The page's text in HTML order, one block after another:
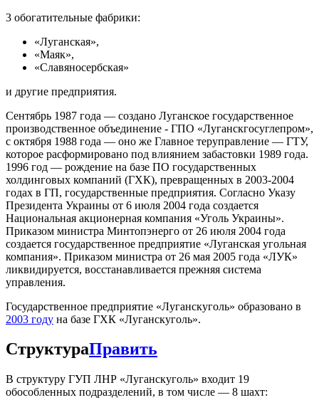
3 обогатительные фабрики:
«Луганская»,
«Маяк»,
«Славяносербская»
и другие предприятия.
Сентябрь 1987 года — создано Луганское государственное
производственное объединение - ГПО «Луганскгосуглепром»,
с октября 1988 года — оно же Главное теруправление — ГТУ,
которое расформировано под влиянием забастовки 1989 года.
1996 год — рождение на базе ПО государственных
холдинговых компаний (ГХК), превращенных в 2003-2004
годах в ГП, государственные предприятия. Согласно Указу
Президента Украины от 6 июля 2004 года создается
Национальная акционерная компания «Уголь Украины».
Приказом министра Минтопэнерго от 26 июля 2004 года
создается государственное предприятие «Луганская угольная
компания». Приказом министра от 26 мая 2005 года «ЛУК»
ликвидируется, восстанавливается прежняя система
управления.
Государственное предприятие «Луганскуголь» образовано в
2003 году на базе ГХК «Луганскуголь».
СтруктураПравить
В структуру ГУП ЛНР «Луганскуголь» входит 19
обособленных подразделений, в том числе — 8 шахт: